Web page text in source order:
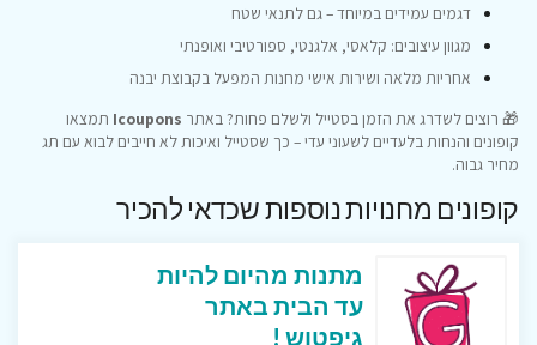
דגמים עמידים במיוחד – גם לתנאי שטח
מגוון עיצובים: קלאסי, אלגנטי, ספורטיבי ואופנתי
אחריות מלאה ושירות אישי מחנות המפעל בקבוצת יבנה
🎁 רוצים לשדרג את הזמן בסטייל ולשלם פחות? באתר Icoupons תמצאו
קופונים והנחות בלעדיים לשעוני עדי – כך שסטייל ואיכות לא חייבים לבוא עם תג
מחיר גבוה.
קופונים מחנויות נוספות שכדאי להכיר
מתנות מהיום להיות
עד הבית באתר
גיפטוש !